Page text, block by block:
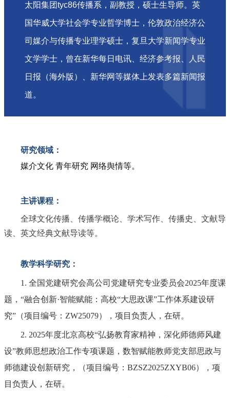
太阳集团tyc86传播系，副教授，硕士生导师。英
国华威大学社会学专业哲学博士，伦敦政治经济公
司媒介与传播专业理学硕士，复旦大学新闻学专业
文学学士，曾在新华每日电讯、经济参考报、人民
日报（海外版）、新华网等媒体上发表多篇新闻报
道。
研究领域：
媒介文化 青年研究 网络舆情等。
主讲课程：
全球文化传播、传播学概论、学术写作、传播史、文献导
读、英文经典文献导读等。
教学科学研究：
1. 全国党建研究会高公司党建研究专业委员会2025年度课
题，“融合创新·智能赋能：高校“大思政课”工作体系建设研
究”（项目编号：ZW25079），项目负责人，在研。
2. 2025年度北京高校“弘扬教育家精神，深化师德师风建
设”教师思想政治工作专项课题，数智赋能教师党支部思政与
师德建设创新研究，（项目编号：BZSZ2025ZXYB06），项
目负责人，在研。